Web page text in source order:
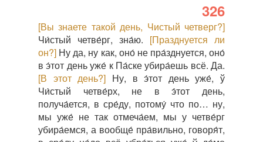
326
[Вы знаете такой день, Чистый четверг?]
Чи́стый четве́рг, зна́ю. [Празднуется ли
он?] Ну да, ну как, оно́ не пра́зднуется, оно́
в э́тот день уже́ к Па́ске убира́ешь всё. Да.
[В этот день?] Ну, в э́тот день уже́, ў
Чи́стый четве́рх, не в э́тот день,
получа́ется, в сре́ду, потому́ что по… ну,
мы уже́ не так отмеча́ем, мы у четве́рг
убира́емся, а вообще́ пра́вильно, говоря́т,